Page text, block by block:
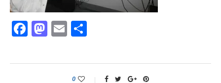
Facebook
Mastodon
Email
0